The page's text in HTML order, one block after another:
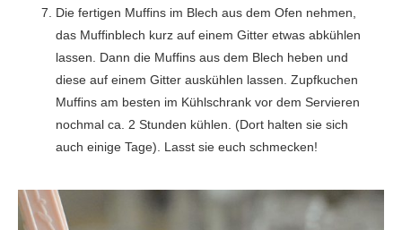
Die fertigen Muffins im Blech aus dem Ofen nehmen,
das Muffinblech kurz auf einem Gitter etwas abkühlen
lassen. Dann die Muffins aus dem Blech heben und
diese auf einem Gitter auskühlen lassen. Zupfkuchen
Muffins am besten im Kühlschrank vor dem Servieren
nochmal ca. 2 Stunden kühlen. (Dort halten sie sich
auch einige Tage). Lasst sie euch schmecken!